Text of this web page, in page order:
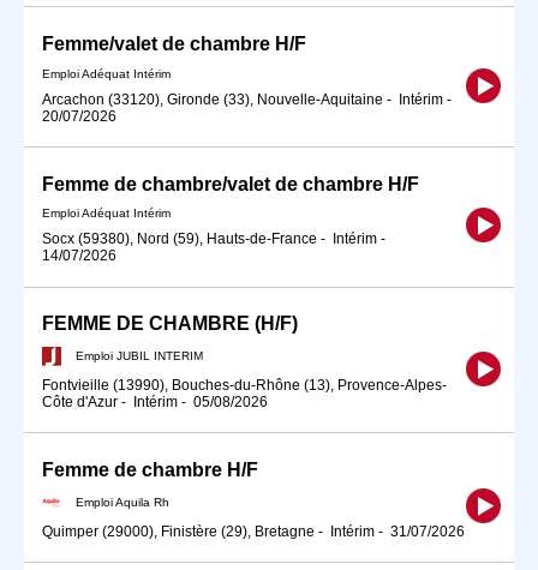
Femme/valet de chambre H/F
Emploi Adéquat Intérim
Arcachon (33120), Gironde (33), Nouvelle-Aquitaine - Intérim -
20/07/2026
Femme de chambre/valet de chambre H/F
Emploi Adéquat Intérim
Socx (59380), Nord (59), Hauts-de-France - Intérim -
14/07/2026
FEMME DE CHAMBRE (H/F)
Emploi JUBIL INTERIM
Fontvieille (13990), Bouches-du-Rhône (13), Provence-Alpes-
Côte d'Azur - Intérim - 05/08/2026
Femme de chambre H/F
Emploi Aquila Rh
Quimper (29000), Finistère (29), Bretagne - Intérim - 31/07/2026